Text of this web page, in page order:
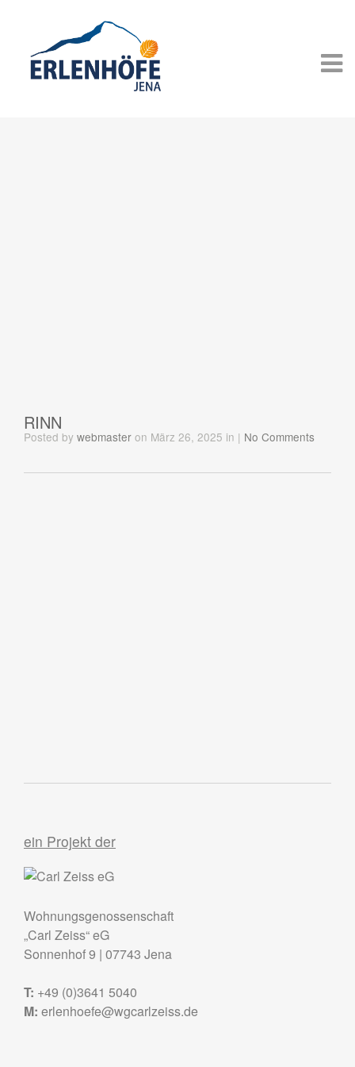
RINN
Posted by webmaster on März 26, 2025 in | No Comments
ein Projekt der
Wohnungsgenossenschaft
„Carl Zeiss“ eG
Sonnenhof 9 | 07743 Jena
T: +49 (0)3641 5040
M: erlenhoefe@wgcarlzeiss.de